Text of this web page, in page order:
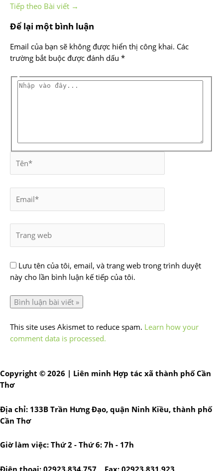
Tiếp theo Bài viết →
Để lại một bình luận
Email của bạn sẽ không được hiển thị công khai. Các
trường bắt buộc được đánh dấu *
Lưu tên của tôi, email, và trang web trong trình duyệt
này cho lần bình luận kế tiếp của tôi.
This site uses Akismet to reduce spam. Learn how your
comment data is processed.
Copyright © 2026 | Liên minh Hợp tác xã thành phố Cần
Thơ
Địa chỉ: 133B Trần Hưng Đạo, quận Ninh Kiều, thành phố
Cần Thơ
Giờ làm việc: Thứ 2 - Thứ 6: 7h - 17h
Điện thoại: 02923.834.757 Fax: 02923.831.923